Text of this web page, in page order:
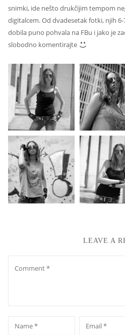
snimki, ide nešto drukčijim tempom
digitalcem. Od dvadesetak fotki, njih
dobila puno pohvala na FBu i jako je
slobodno komentirajte
LEAVE A